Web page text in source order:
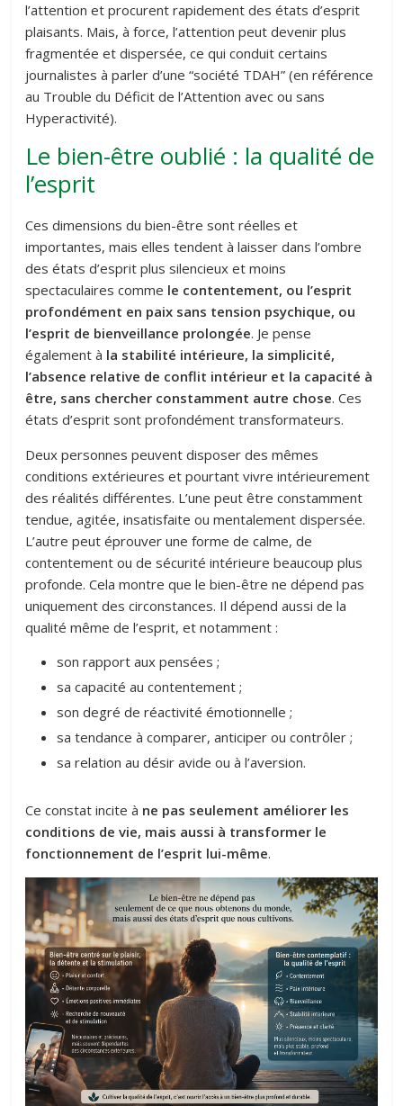
l’attention et procurent rapidement des états d’esprit
plaisants. Mais, à force, l’attention peut devenir plus
fragmentée et dispersée, ce qui conduit certains
journalistes à parler d’une “société TDAH” (en référence
au Trouble du Déficit de l’Attention avec ou sans
Hyperactivité).
Le bien-être oublié : la qualité de
l’esprit
Ces dimensions du bien-être sont réelles et
importantes, mais elles tendent à laisser dans l’ombre
des états d’esprit plus silencieux et moins
spectaculaires comme le contentement, ou l’esprit
profondément en paix sans tension psychique, ou
l’esprit de bienveillance prolongée. Je pense
également à la stabilité intérieure, la simplicité,
l’absence relative de conflit intérieur et la capacité à
être, sans chercher constamment autre chose. Ces
états d’esprit sont profondément transformateurs.
Deux personnes peuvent disposer des mêmes
conditions extérieures et pourtant vivre intérieurement
des réalités différentes. L’une peut être constamment
tendue, agitée, insatisfaite ou mentalement dispersée.
L’autre peut éprouver une forme de calme, de
contentement ou de sécurité intérieure beaucoup plus
profonde. Cela montre que le bien-être ne dépend pas
uniquement des circonstances. Il dépend aussi de la
qualité même de l’esprit, et notamment :
son rapport aux pensées ;
sa capacité au contentement ;
son degré de réactivité émotionnelle ;
sa tendance à comparer, anticiper ou contrôler ;
sa relation au désir avide ou à l’aversion.
Ce constat incite à ne pas seulement améliorer les
conditions de vie, mais aussi à transformer le
fonctionnement de l’esprit lui-même.